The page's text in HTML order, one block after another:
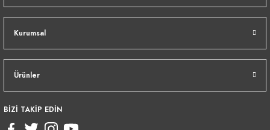
Kurumsal
Ürünler
BİZİ TAKİP EDİN